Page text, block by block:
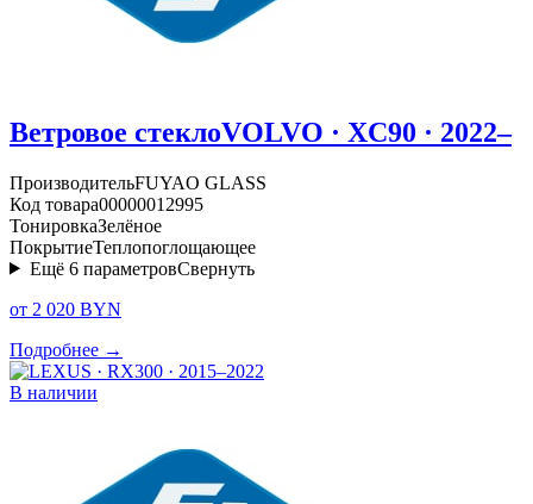
Ветровое стеклоVOLVO · XC90 · 2022–
ПроизводительFUYAO GLASS
Код товара00000012995
ТонировкаЗелёное
ПокрытиеТеплопоглощающее
Ещё 6 параметровСвернуть
от 2 020 BYN
Подробнее →
В наличии